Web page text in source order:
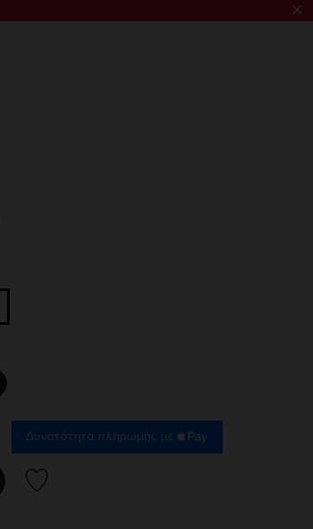
×
Δυνατότητα πληρωμής με